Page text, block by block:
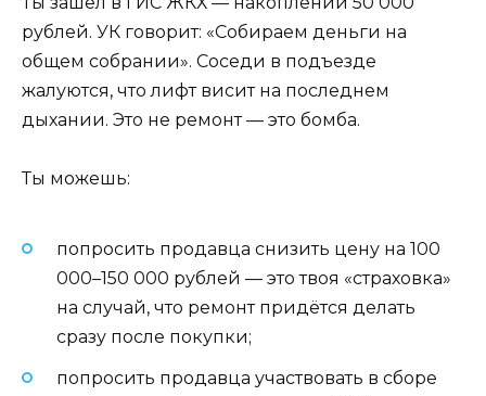
рублей. УК говорит: «Собираем деньги на
общем собрании». Соседи в подъезде
жалуются, что лифт висит на последнем
дыхании. Это не ремонт — это бомба.
Ты можешь:
попросить продавца снизить цену на 100
000–150 000 рублей — это твоя «страховка»
на случай, что ремонт придётся делать
сразу после покупки;
попросить продавца участвовать в сборе